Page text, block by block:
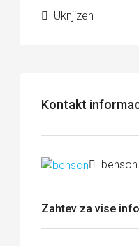
Uknjizen
Kontakt
benson
Zahtev za vise